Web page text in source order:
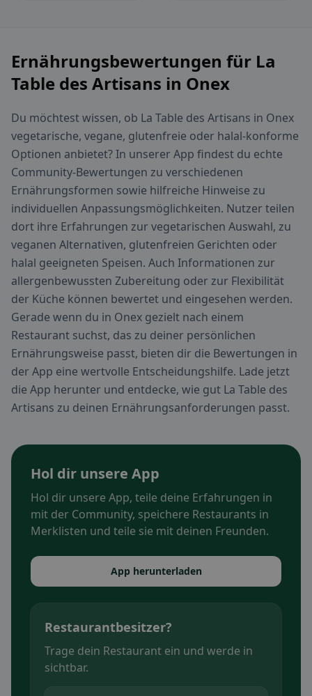
Ernährungsbewertungen für La
Table des Artisans in Onex
Du möchtest wissen, ob La Table des Artisans in Onex
vegetarische, vegane, glutenfreie oder halal-konforme
Optionen anbietet? In unserer App findest du echte
Community-Bewertungen zu verschiedenen
Ernährungsformen sowie hilfreiche Hinweise zu
individuellen Anpassungsmöglichkeiten. Nutzer teilen
dort ihre Erfahrungen zur vegetarischen Auswahl, zu
veganen Alternativen, glutenfreien Gerichten oder
halal geeigneten Speisen. Auch Informationen zur
allergenbewussten Zubereitung oder zur Flexibilität
der Küche können bewertet und eingesehen werden.
Gerade wenn du in Onex gezielt nach einem
Restaurant suchst, das zu deiner persönlichen
Ernährungsweise passt, bieten dir die Bewertungen in
der App eine wertvolle Entscheidungshilfe. Lade jetzt
die App herunter und entdecke, wie gut La Table des
Artisans zu deinen Ernährungsanforderungen passt.
Hol dir unsere App
Hol dir unsere App, teile deine Erfahrungen in
mit der Community, speichere Restaurants in
Merklisten und teile sie mit deinen Freunden.
App herunterladen
Restaurantbesitzer?
Trage dein Restaurant ein und werde in
sichtbar.